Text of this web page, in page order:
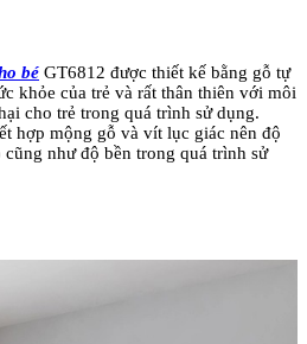
bé GT6812 được thiết kế bằng gỗ tự
khỏe của trẻ và rất thân thiên với môi
cho trẻ trong quá trình sử dụng.
hợp mộng gỗ và vít lục giác nên độ
cũng như độ bền trong quá trình sử